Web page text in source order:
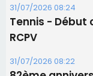
Les plus lus
Satine Nomary
d'un spectacle